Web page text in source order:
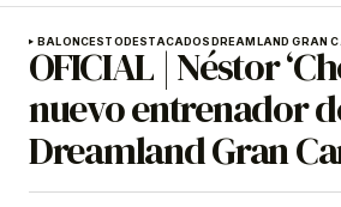
BALONCESTODESTACADOSDREAMLAND GRAN
OFICIAL | Néstor
nuevo entrenador
Dreamland Gran